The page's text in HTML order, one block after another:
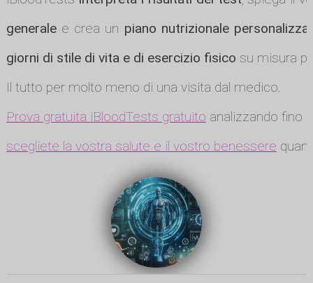
generalee crea un piano nutrizionale
giorni di stile di vita e di esercizio fisico su misura
Il tutto per molto meno di una visita dal medico.
Prova gratuita iBloodTests gratuito analizzando fino
scegliete la vostra salute e il vostro benessere